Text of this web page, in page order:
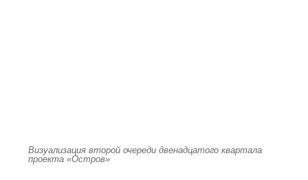
Визуализация второй очереди двенадцатого квартала
проекта «Остров»